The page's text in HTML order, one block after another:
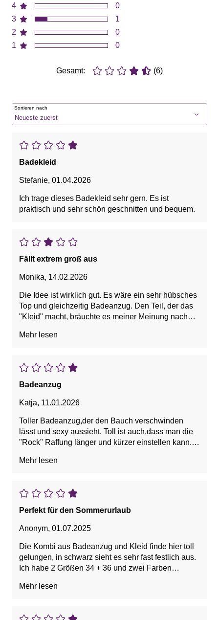
4
3
2
1
0
1
0
0
Gesamt: (6)
Sortieren nach
Badekleid
Stefanie, 01.04.2026
Ich trage dieses Badekleid sehr gern. Es ist
praktisch und sehr schön geschnitten und bequem.
Fällt extrem groß aus
Monika, 14.02.2026
Die Idee ist wirklich gut. Es wäre ein sehr hübsches
Top und gleichzeitig Badeanzug. Den Teil, der das
"Kleid" macht, bräuchte es meiner Meinung nach
Miniröcke tragen, für mich ist es nix.
unter dem Top keinerlei Haltefunktion hat, nur so als
Leibchen, für Damen, die sowieso ohne BH
können...
unbrauchbar
Mehr lesen
Badeanzug
Katja, 11.01.2026
Toller Badeanzug,der den Bauch verschwinden
lässt und sexy aussieht. Toll ist auch,dass man die
"Rock" Raffung länger und kürzer einstellen kann.
bei 78Kg
Mehr lesen
Perfekt für den Sommerurlaub
Anonym, 01.07.2025
Die Kombi aus Badeanzug und Kleid finde hier toll
gelungen, in schwarz sieht es sehr fast festlich aus.
Ich habe 2 Größen 34 + 36 und zwei Farben
im Kleid etwas legerer, was mir besser gefallen hat
Mehr lesen